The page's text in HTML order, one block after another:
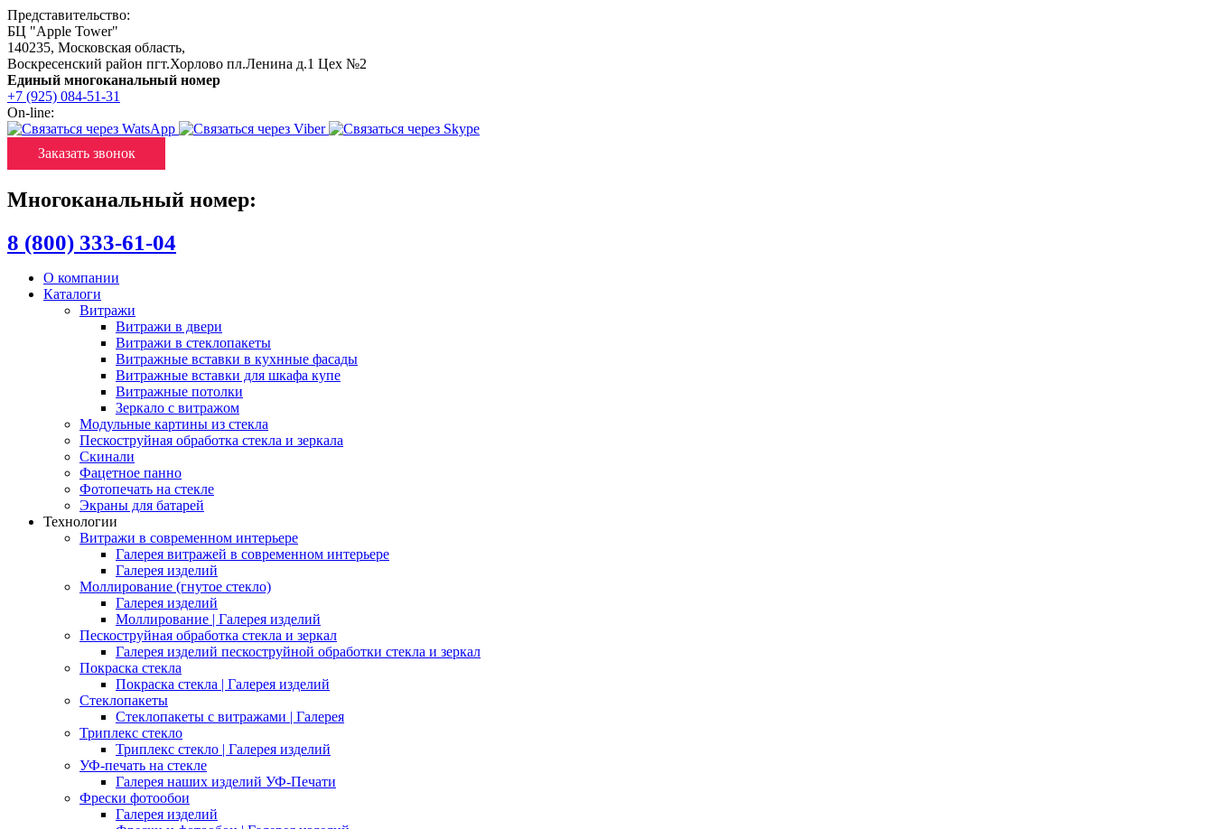
Представительство:
БЦ "Apple Tower"
140235, Московская область,
Воскресенский район пгт.Хорлово пл.Ленина д.1 Цех №2
Единый многоканальный номер
+7 (925) 084-51-31
On-line:
Заказать звонок
Многоканальный номер:
8 (800) 333-61-04
О компании
Каталоги
Витражи
Витражи в двери
Витражи в стеклопакеты
Витражные вставки в кухнные фасады
Витражные вставки для шкафа купе
Витражные потолки
Зеркало с витражом
Модульные картины из стекла
Пескоструйная обработка стекла и зеркала
Скинали
Фацетное панно
Фотопечать на стекле
Экраны для батарей
Технологии
Витражи в современном интерьере
Галерея витражей в современном интерьере
Галерея изделий
Моллирование (гнутое стекло)
Галерея изделий
Моллирование | Галерея изделий
Пескоструйная обработка стекла и зеркал
Галерея изделий пескоструйной обработки стекла и зеркал
Покраска стекла
Покраска стекла | Галерея изделий
Стеклопакеты
Стеклопакеты с витражами | Галерея
Триплекс стекло
Триплекс стекло | Галерея изделий
УФ-печать на стекле
Галерея наших изделий УФ-Печати
Фрески фотообои
Галерея изделий